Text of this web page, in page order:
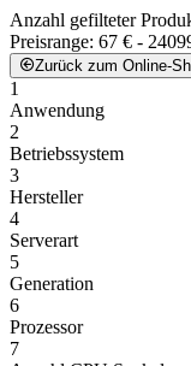
Anzahl gefilteter
Preisrange: 67 € -
Zurück zum Online-
1
Anwendung
2
Betriebssystem
3
Hersteller
4
Serverart
5
Generation
6
Prozessor
7